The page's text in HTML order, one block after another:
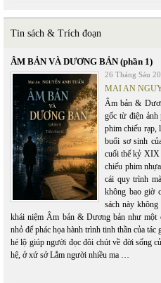
Tin sách & Trích đoạn
ÂM BẢN VÀ DƯƠNG BẢN (phần 1)
26 Tháng Sáu
MAI AN
Âm bản &
gốc từ điện ảnh
phim chiếu rạp,
buổi sơ sinh
cuối thế kỷ XIX
chiếu phim
cái quy trình
không bao giờ
sách này
khái niệm Âm bản & Dương bản như một
nhỏ để phác họa hành trình tinh thần của
hé lộ giúp người đọc đôi chút về đời sống
hệ, ở xứ sở Lắm người nhiều ma …